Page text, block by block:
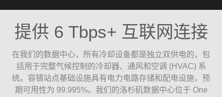
提供 6 Tbps+ 互联网连接
在我们的数据中心，所有冷却设备都是独立双供电的，包
括用于完整气候控制的冷却器、通风和空调 (HVAC) 系
统。容错站点基础设施具有电力电路存储和配电设施，预
期可用性为 99.995%。我们的洛杉矶数据中心位于 One